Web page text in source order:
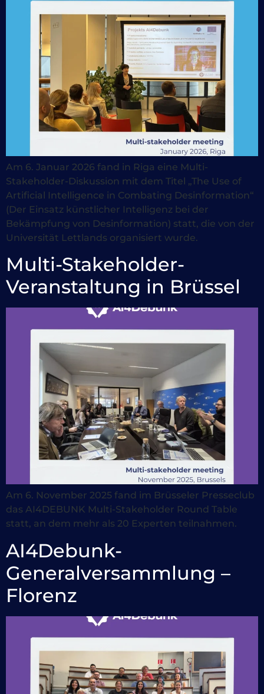
Am 6. Januar 2026 fand in Riga eine Multi-
Stakeholder-Diskussion mit dem Titel „The Use of
Artificial Intelligence in Combating Desinformation“
(Der Einsatz künstlicher Intelligenz bei der
Bekämpfung von Desinformation) statt, die von der
Universität Lettlands organisiert wurde.
Multi-Stakeholder-
Veranstaltung in Brüssel
Am 6. November 2025 fand im Brüsseler Presseclub
das AI4DEBUNK Multi-Stakeholder Round Table
statt, an dem mehr als 20 Experten teilnahmen.
AI4Debunk-
Generalversammlung –
Florenz